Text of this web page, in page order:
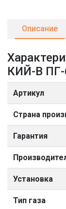
Описание
КИЙ-В
Артикул
Страна
Гарантия
Установка
Тип газа